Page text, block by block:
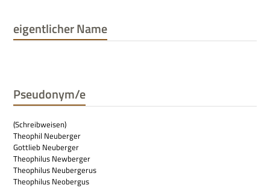
eigentlicher Name
Pseudonym/e
(Schreib­wei­sen)
Theo­phil Neuberger
Gott­lieb Neuberger
Theo­phi­lus Newberger
Theo­phi­lus Neubergerus
Theo­phi­lus Neobergus